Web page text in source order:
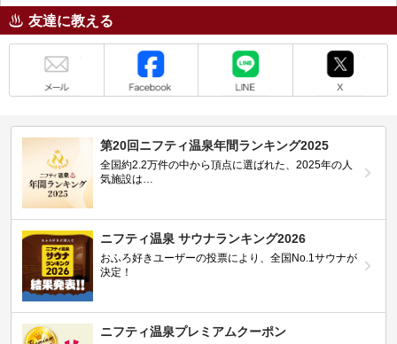
友達に教える
第20回ニフティ温泉年間ランキング2025
全国約2.2万件の中から頂点に選ばれた、2025年の人
気施設は…
ニフティ温泉 サウナランキング2026
おふろ好きユーザーの投票により、全国No.1サウナが
決定！
ニフティ温泉プレミアムクーポン